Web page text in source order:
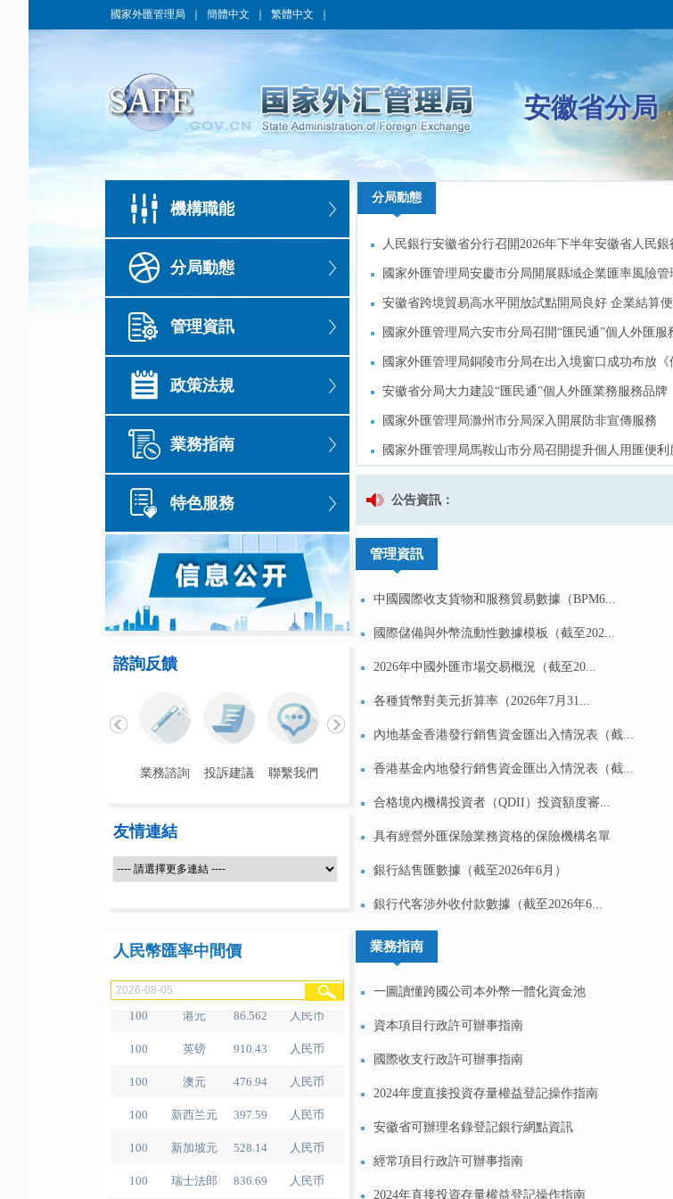
國家外匯管理局 簡體中文 繁體中文
安徽省分局
機構職能
分局動態
管理資訊
政策法規
業務指南
特色服務
分局動態
人民銀行安徽省分行召開2026年下半年安徽省人民
國家外匯管理局安慶市分局開展縣域企業匯率風險管
安徽省跨境貿易高水平開放試點開局良好 企業結算
國家外匯管理局六安市分局召開“匯民通”個人外匯
國家外匯管理局銅陵市分局在出入境窗口成功布放《
南》宣傳手冊
安徽省分局大力建設“匯民通”個人外匯業務服務品牌
國家外匯管理局滁州市分局深入開展防非宣傳服務
國家外匯管理局馬鞍山市分局召開提升個人用匯便利
我省首筆境內企業境外上市登記業務落地
分局動態
人民銀行安徽省分行召開2026年下半年安徽省人民
國家外匯管理局安慶市分局開展縣域企業匯率風險管
安徽省跨境貿易高水平開放試點開局良好 企業結算
國家外匯管理局六安市分局召開“匯民通”個人外匯
國家外匯管理局銅陵市分局在出入境窗口成功布放《
南》宣傳手冊
安徽省分局大力建設“匯民通”個人外匯業務服務品牌
國家外匯管理局滁州市分局深入開展防非宣傳服務
國家外匯管理局馬鞍山市分局召開提升個人用匯便利
我省首筆境內企業境外上市登記業務落地
公告資訊：
國家外匯管理局安徽省分局關於啟用縣域派出機構行政許可專用章的公告
諮詢反饋
業務諮詢 投訴建議 聯繫我們 業務諮詢 投訴建議 聯繫我們
友情連結
管理資訊
中國國際收支貨物和服務貿易數據（BPM6...
國際儲備與外幣流動性數據模板（截至202...
2026年中國外匯市場交易概況（截至20...
各種貨幣對美元折算率（2026年7月31...
內地基金香港發行銷售資金匯出入情況表（截...
香港基金內地發行銷售資金匯出入情況表（截...
合格境內機構投資者（QDII）投資額度審...
具有經營外匯保險業務資格的保險機構名單
銀行結售匯數據（截至2026年6月）
銀行代客涉外收付款數據（截至2026年6...
人民幣匯率中間價
100 人民币
欧元
人民币
業務指南
一圖讀懂跨國公司本外幣一體化資金池
資本項目行政許可辦事指南
國際收支行政許可辦事指南
2024年度直接投資存量權益登記操作指南
安徽省可辦理名錄登記銀行網點資訊
經常項目行政許可辦事指南
2024年直接投資存量權益登記操作指南